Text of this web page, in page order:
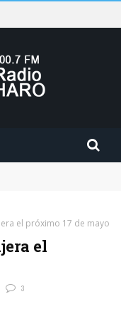
accidentado en un
el próximo 17 de mayo
el
3